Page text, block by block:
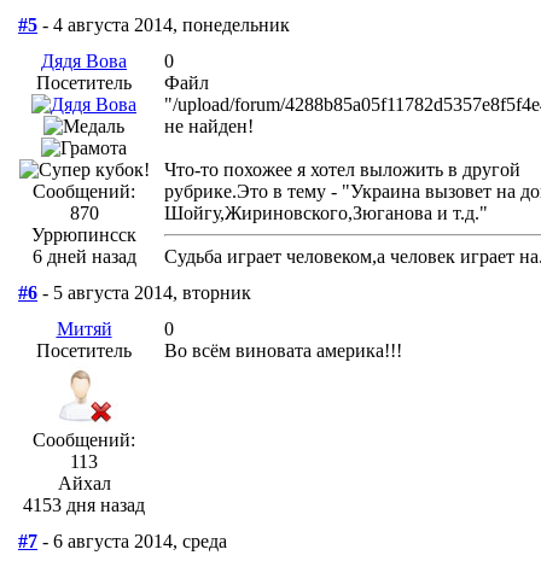
#5 - 4 августа 2014, понедельник
Дядя Вова
Посетитель
Сообщений:
870
Уррюпинсск
6 дней назад
0
Файл
"/upload/forum/
не найден!
Что-то похожее я хотел выложить в другой
рубрике.Это в тему - "Украина вызовет на
Шойгу,Жириновского,Зюганова и т.д."
Судьба играет человеком,а человек играет
#6 - 5 августа 2014, вторник
Митяй
Посетитель
Сообщений:
113
Айхал
4153 дня назад
0
Во всём виновата америка!!!
#7 - 6 августа 2014, среда